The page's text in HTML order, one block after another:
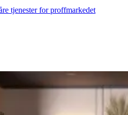
tjenester for proffmarkedet